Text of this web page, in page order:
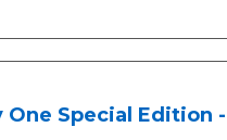
One Special